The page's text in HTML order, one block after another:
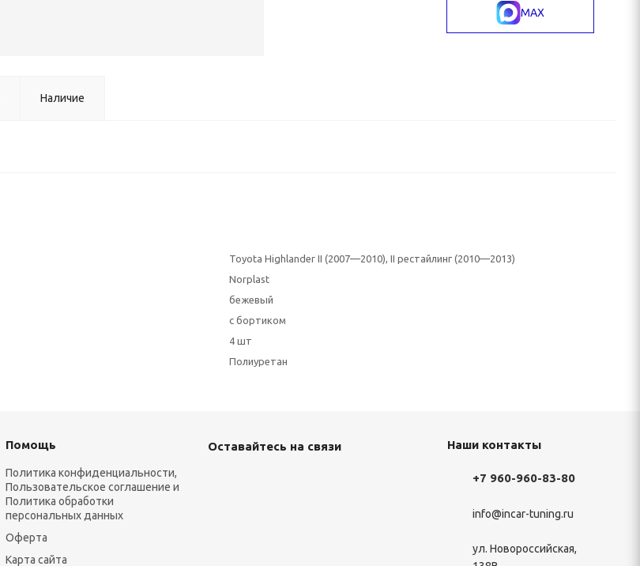
MAX
Наличие
Toyota Highlander II (2007—2010), II рестайлинг (2010—2013)
Norplast
бежевый
с бортиком
4 шт
Полиуретан
Помощь
Политика конфиденциальности,
Пользовательское соглашение и
Политика обработки
персональных данных
Оферта
Карта сайта
Оставайтесь на связи Наши контакты
+7 960-960-83-80
info@incar-tuning.ru
ул. Новороссийская,